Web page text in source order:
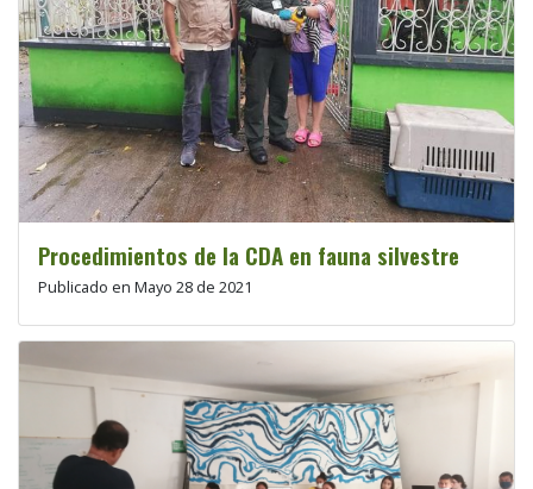
Procedimientos de la CDA en fauna silvestre
Publicado en Mayo 28 de 2021